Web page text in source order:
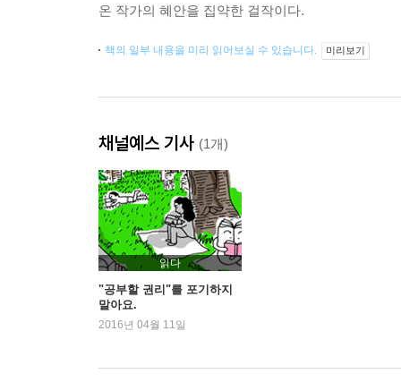
온 작가의 혜안을 집약한 걸작이다.
책의 일부 내용을 미리 읽어보실 수 있습니다. 미리보기
채널예스 기사 (1개)
읽다
"공부할 권리"를 포기하지
말아요.
2016년 04월 11일